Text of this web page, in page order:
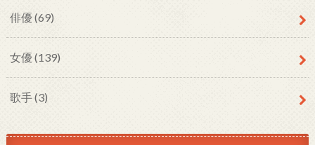
俳優(69)
女優 (139)
歌手(3)